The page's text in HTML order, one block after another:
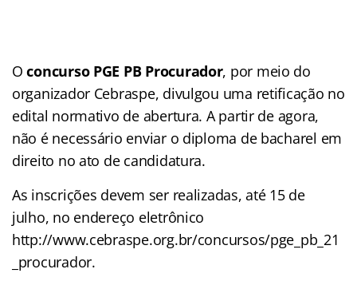
Oconcurso PGE PB Procurador, por meio do
organizador Cebraspe, divulgou uma retificação no
edital normativo de abertura. A partir de agora,
não é necessário enviar o diploma de bacharel em
direito no ato de candidatura.
As inscrições devem ser realizadas, até 15 de
julho, no endereço eletrônico
http://www.cebraspe.org.br/concursos/pge_pb_21
_procurador.